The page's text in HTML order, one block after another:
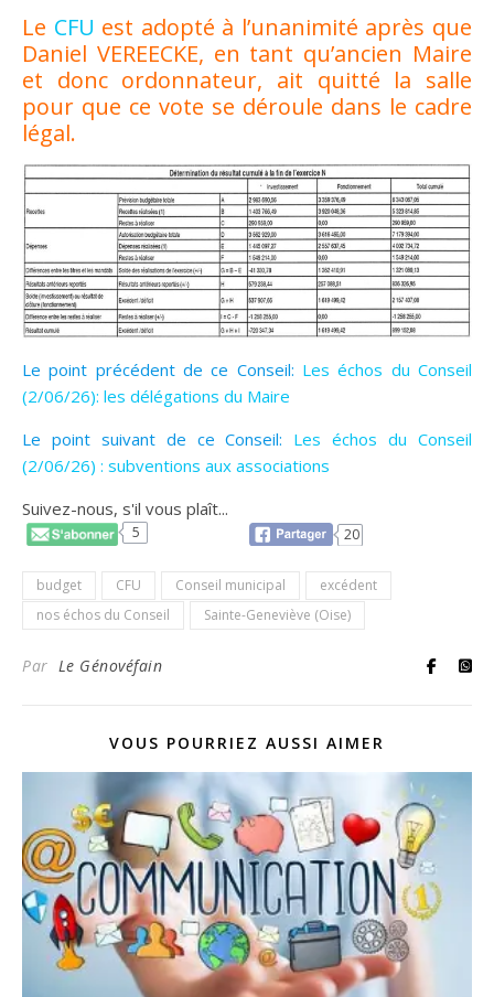
Le CFU est adopté à l’unanimité après que
Daniel VEREECKE, en tant qu’ancien Maire
et donc ordonnateur, ait quitté la salle
pour que ce vote se déroule dans le cadre
légal.
Le point précédent de ce Conseil: Les échos du Conseil
(2/06/26): les délégations du Maire
Le point suivant de ce Conseil: Les échos du Conseil
(2/06/26) : subventions aux associations
Suivez-nous, s'il vous plaît...
5 20
budget CFU Conseil municipal
excédent
nos échos du Conseil
Sainte-Geneviève (Oise)
Par Le Génovéfain
VOUS POURRIEZ AUSSI AIMER